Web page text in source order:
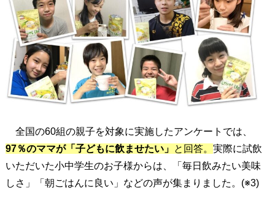
が
「
子
ど
も
に
ま
せ
た
い
全国の60組の親子を対象に実施したアンケートでは、
97％のママが「子どもに飲ませたい」 と回答。 実際に試飲
いただいた小中学生のお子様からは、「毎日飲みたい美味
しさ」「朝ごはんに良い」などの声が集まりました。(※3)